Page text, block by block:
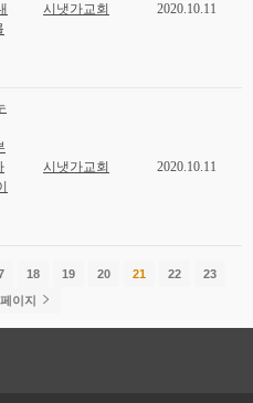
시냇가교회 2020.10.11
시냇가교회 2020.10.11
18 19 20 21 22
23
이지